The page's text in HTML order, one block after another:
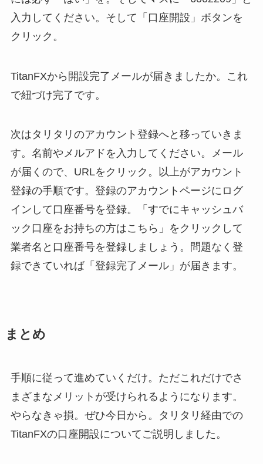
入力してください。そして「口座開設」ボタンを
クリック。
TitanFXから開設完了メールが届きましたか。これ
で紐づけ完了です。
次はタリタリのアカウント登録へと移っていきま
す。名前やメルアドを入力してください。メール
が届くので、URLをクリック。以上がアカウント
登録の手順です。登録のアカウントページにログ
インして口座番号を登録。「すでにキャッシュバ
ック口座をお持ちの方はこちら」をクリックして
業者名と口座番号を登録しましょう。問題なく登
録できていれば「登録完了メール」が届きます。
まとめ
手順に従って進めていくだけ。ただこれだけでさ
まざまなメリットが受けられるようになります。
やらなきゃ損。ぜひ今日から。タリタリ経由での
TitanFXの口座開設についてご説明しました。